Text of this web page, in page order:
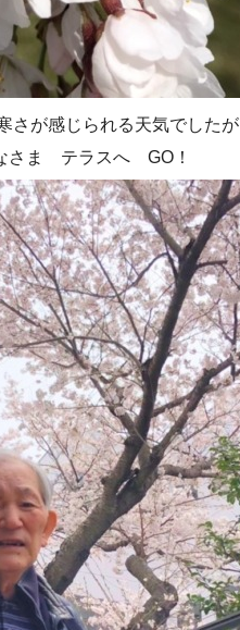
が感じられる天気でしたが
さま テラスへ GO！